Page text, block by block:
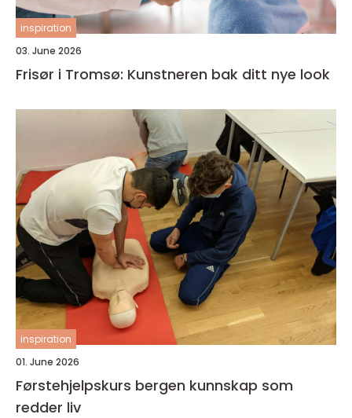
inspiration
03. June 2026
Frisør i Tromsø: Kunstneren bak ditt nye look
inspiration
01. June 2026
Førstehjelpskurs bergen kunnskap som
redder liv